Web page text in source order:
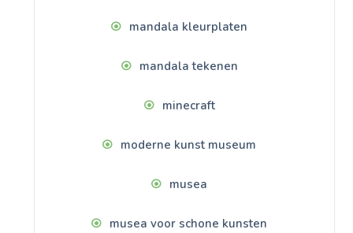
mandala kleurplaten
mandala tekenen
minecraft
moderne kunst museum
musea
musea voor schone kunsten